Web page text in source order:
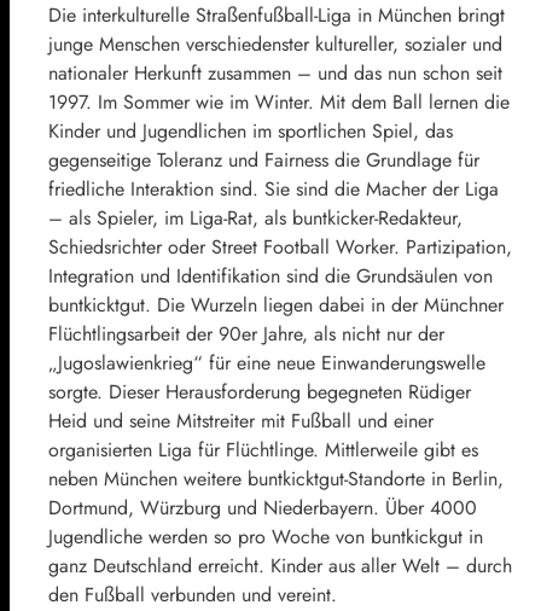
Die interkulturelle Straßenfußball-Liga in München bringt
junge Menschen verschiedenster kultureller, sozialer und
nationaler Herkunft zusammen – und das nun schon seit
1997. Im Sommer wie im Winter. Mit dem Ball lernen die
Kinder und Jugendlichen im sportlichen Spiel, das
gegenseitige Toleranz und Fairness die Grundlage für
friedliche Interaktion sind. Sie sind die Macher der Liga
– als Spieler, im Liga-Rat, als buntkicker-Redakteur,
Schiedsrichter oder Street Football Worker. Partizipation,
Integration und Identifikation sind die Grundsäulen von
buntkicktgut. Die Wurzeln liegen dabei in der Münchner
Flüchtlingsarbeit der 90er Jahre, als nicht nur der
„Jugoslawienkrieg“ für eine neue Einwanderungswelle
sorgte. Dieser Herausforderung begegneten Rüdiger
Heid und seine Mitstreiter mit Fußball und einer
organisierten Liga für Flüchtlinge. Mittlerweile gibt es
neben München weitere buntkicktgut-Standorte in Berlin,
Dortmund, Würzburg und Niederbayern. Über 4000
Jugendliche werden so pro Woche von buntkickgut in
ganz Deutschland erreicht. Kinder aus aller Welt – durch
den Fußball verbunden und vereint.